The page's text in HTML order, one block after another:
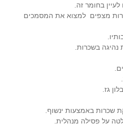
בחומר זה.
מצפים למצוא את המסמכים
נהיגה בשכרות.
גז.
שכרות באמצעות ינשוף.
על פסילה מנהלית.